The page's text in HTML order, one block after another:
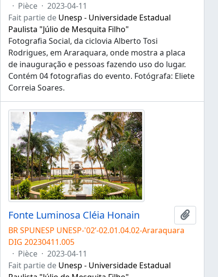
· Pièce · 2023-04-11
Fait partie de Unesp - Universidade Estadual
Paulista "Júlio de Mesquita Filho"
Fotografia Social, da ciclovia Alberto Tosi
Rodrigues, em Araraquara, onde mostra a placa
de inauguração e pessoas fazendo uso do lugar.
Contém 04 fotografias do evento. Fotógrafa: Eliete
Correia Soares.
Fonte Luminosa Cléia Honain
Ajouter
BR SPUNESP UNESP-'02’-02.01.04.02-Araraquara
DIG 20230411.005
· Pièce · 2023-04-11
Fait partie de Unesp - Universidade Estadual